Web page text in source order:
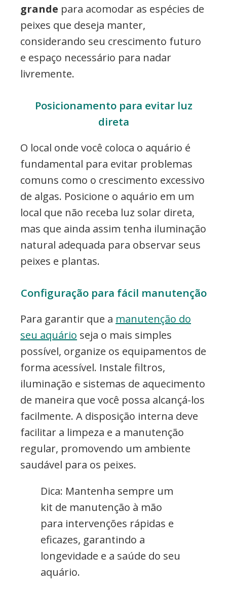
grande para acomodar as espécies de
peixes que deseja manter,
considerando seu crescimento futuro
e espaço necessário para nadar
livremente.
Posicionamento para evitar luz
direta
O local onde você coloca o aquário é
fundamental para evitar problemas
comuns como o crescimento excessivo
de algas. Posicione o aquário em um
local que não receba luz solar direta,
mas que ainda assim tenha iluminação
natural adequada para observar seus
peixes e plantas.
Configuração para fácil manutenção
Para garantir que a manutenção do
seu aquário seja o mais simples
possível, organize os equipamentos de
forma acessível. Instale filtros,
iluminação e sistemas de aquecimento
de maneira que você possa alcançá-los
facilmente. A disposição interna deve
facilitar a limpeza e a manutenção
regular, promovendo um ambiente
saudável para os peixes.
Dica: Mantenha sempre um
kit de manutenção à mão
para intervenções rápidas e
eficazes, garantindo a
longevidade e a saúde do seu
aquário.